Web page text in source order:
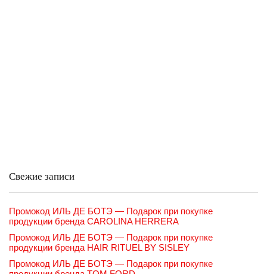
Свежие записи
Промокод ИЛЬ ДЕ БОТЭ — Подарок при покупке
продукции бренда CAROLINA HERRERA
Промокод ИЛЬ ДЕ БОТЭ — Подарок при покупке
продукции бренда HAIR RITUEL BY SISLEY
Промокод ИЛЬ ДЕ БОТЭ — Подарок при покупке